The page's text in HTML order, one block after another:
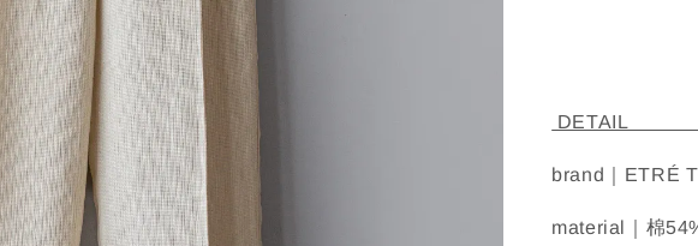
brand｜ETRÉ
material｜棉